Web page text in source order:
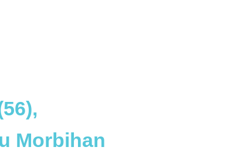
Morbihan